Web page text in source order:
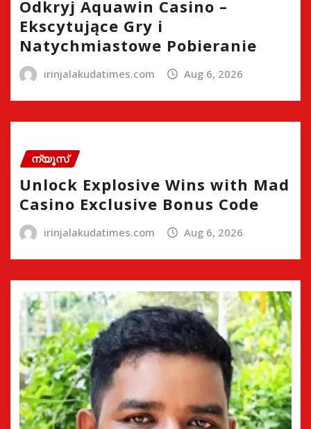
Odkryj Aquawin Casino –
Ekscytujące Gry i
Natychmiastowe Pobieranie
irinjalakudatimes.com Aug 6, 2026
ന്യൂസ്
Unlock Explosive Wins with Mad
Casino Exclusive Bonus Code
irinjalakudatimes.com Aug 6, 2026